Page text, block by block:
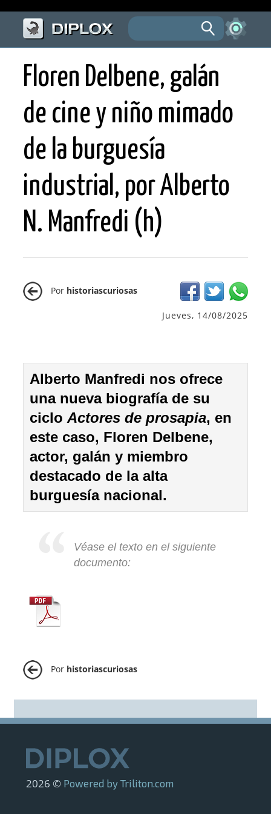
Floren Delbene, galán
de cine y niño mimado
de la burguesía
industrial, por Alberto
N. Manfredi (h)
Por historiascuriosas
Jueves, 14/08/2025
Alberto Manfredi nos ofrece
una nueva biografía de su
cicloActores de prosapia, en
este caso, Floren Delbene,
actor, galán y miembro
destacado de la alta
burguesía nacional.
Véase el texto en el siguiente
documento:
Por historiascuriosas
2026 © Powered by Triliton.com